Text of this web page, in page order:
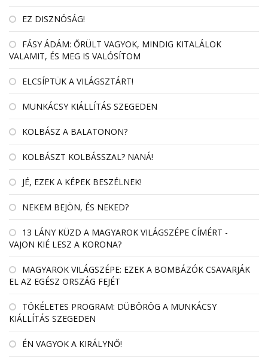
EZ DISZNÓSÁG!
FÁSY ÁDÁM: ŐRÜLT VAGYOK, MINDIG KITALÁLOK
VALAMIT, ÉS MEG IS VALÓSÍTOM
ELCSÍPTÜK A VILÁGSZTÁRT!
MUNKÁCSY KIÁLLÍTÁS SZEGEDEN
KOLBÁSZ A BALATONON?
KOLBÁSZT KOLBÁSSZAL? NANÁ!
JÉ, EZEK A KÉPEK BESZÉLNEK!
NEKEM BEJÖN, ÉS NEKED?
13 LÁNY KÜZD A MAGYAROK VILÁGSZÉPE CÍMÉRT -
VAJON KIÉ LESZ A KORONA?
MAGYAROK VILÁGSZÉPE: EZEK A BOMBÁZÓK CSAVARJÁK
EL AZ EGÉSZ ORSZÁG FEJÉT
TÖKÉLETES PROGRAM: DÜBÖRÖG A MUNKÁCSY
KIÁLLÍTÁS SZEGEDEN
ÉN VAGYOK A KIRÁLYNŐ!